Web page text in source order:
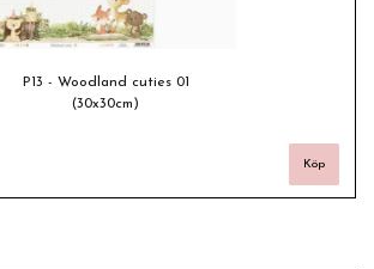
P13 - Woodland cuties 01
(30x30cm)